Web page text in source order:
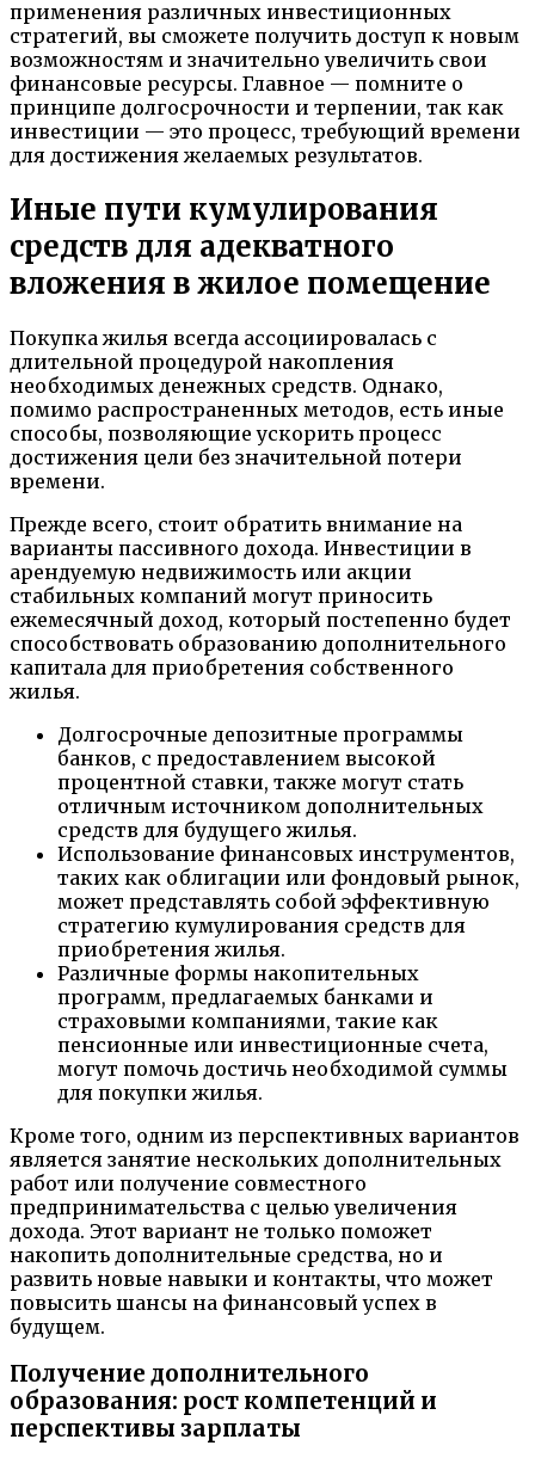
применения различных инвестиционных
стратегий, вы сможете получить доступ к новым
возможностям и значительно увеличить свои
финансовые ресурсы. Главное — помните о
принципе долгосрочности и терпении, так как
инвестиции — это процесс, требующий времени
для достижения желаемых результатов.
Иные пути кумулирования
средств для адекватного
вложения в жилое помещение
Покупка жилья всегда ассоциировалась с
длительной процедурой накопления
необходимых денежных средств. Однако,
помимо распространенных методов, есть иные
способы, позволяющие ускорить процесс
достижения цели без значительной потери
времени.
Прежде всего, стоит обратить внимание на
варианты пассивного дохода. Инвестиции в
арендуемую недвижимость или акции
стабильных компаний могут приносить
ежемесячный доход, который постепенно будет
способствовать образованию дополнительного
капитала для приобретения собственного
жилья.
Долгосрочные депозитные программы
банков, с предоставлением высокой
процентной ставки, также могут стать
отличным источником дополнительных
средств для будущего жилья.
Использование финансовых инструментов,
таких как облигации или фондовый рынок,
может представлять собой эффективную
стратегию кумулирования средств для
приобретения жилья.
Различные формы накопительных
программ, предлагаемых банками и
страховыми компаниями, такие как
пенсионные или инвестиционные счета,
могут помочь достичь необходимой суммы
для покупки жилья.
Кроме того, одним из перспективных вариантов
является занятие нескольких дополнительных
работ или получение совместного
предпринимательства с целью увеличения
дохода. Этот вариант не только поможет
накопить дополнительные средства, но и
развить новые навыки и контакты, что может
повысить шансы на финансовый успех в
будущем.
Получение дополнительного
образования: рост компетенций и
перспективы зарплаты